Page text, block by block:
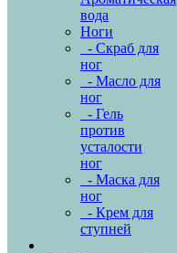
вода
Ноги
- Скраб для
ног
- Масло для
ног
- Гель
против
усталости
ног
- Маска для
ног
- Крем для
ступней